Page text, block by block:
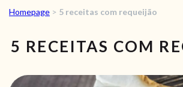
RECEITAS
VÍDEOS
RECEITAS
Homepage > 5 receitas com requeijão
5 RECEITAS COM